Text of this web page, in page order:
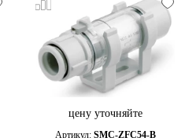
цену уточняйте
Артикул: SMC-ZFC54-B